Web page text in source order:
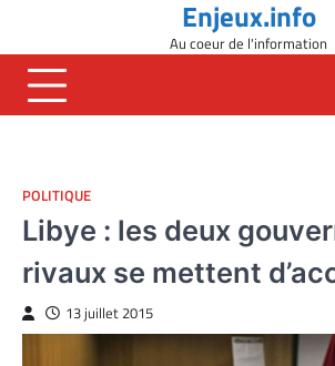
content
Enjeux.info
Au coeur de l'information
POLITIQUE
Libye : les deux
rivaux se mettent
13 juillet 2015